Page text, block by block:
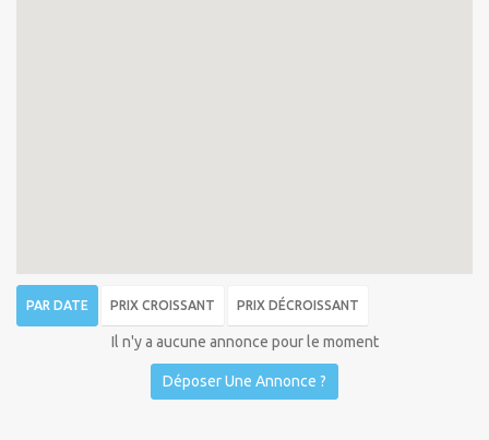
PAR DATE PRIX CROISSANT PRIX DÉCROISSANT
Il n'y a aucune annonce pour le moment
Déposer Une Annonce ?